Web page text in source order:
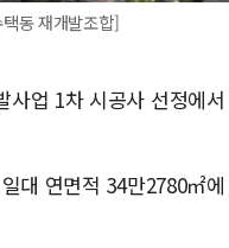
동 재개발조합]
업 1차 시공사 선정에
대 연면적 34만2780㎡